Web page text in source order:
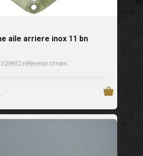
aile arriere inox 11 bn
329852 référence citroen